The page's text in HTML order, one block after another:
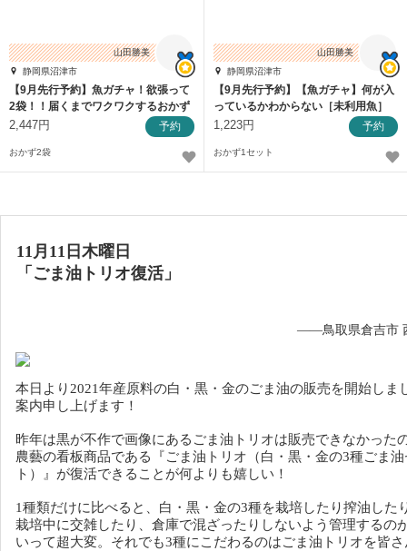
山田勝美
静岡県沼津市
【9月先行予約】魚ガチャ！欲張って
2袋！！届くまでワクワクするおかず
【訳あり】
2,447円 予約
おかず2袋
山田勝美
静岡県沼津市
【9月先行予約】【魚ガチャ】何が入
っているかわからない［未利用魚］
おかず
1,223円 予約
おかず1セット
11月11日木曜日
「ごま油トリオ復活」
——鳥取県倉吉市
本日より2021年産原料の白・黒・金のごま油の販売を開始しま
案内申し上げます！
昨年は黒が不作で画像にあるごま油トリオは販売できなかった
農藝の看板商品である『ごま油トリオ（白・黒・金の3種ごま
ト）』が復活できることが何よりも嬉しい！
1種類だけに比べると、白・黒・金の3種を栽培したり搾油した
栽培中に交雑したり、倉庫で混ざったりしないよう管理するの
いって超大変。それでも3種にこだわるのはごま油トリオを皆